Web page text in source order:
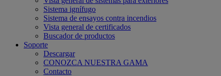
Sistema ignífugo
Sistema de ensayos contra incendios
Vista general de certificados
Buscador de productos
Soporte
Descargar
CONOZCA NUESTRA GAMA
Contacto